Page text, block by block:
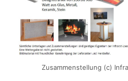
Zusammenstellung (c)